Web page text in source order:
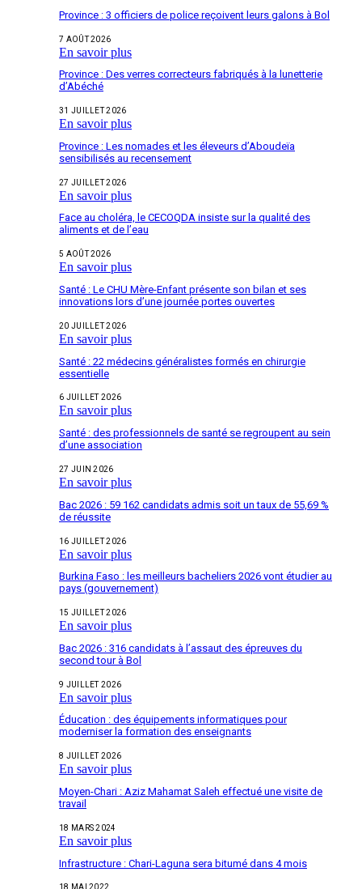
Province : 3 officiers de police reçoivent leurs galons à Bol
7 AOÛT 2026
En savoir plus
Province : Des verres correcteurs fabriqués à la lunetterie
d’Abéché
31 JUILLET 2026
En savoir plus
Province : Les nomades et les éleveurs d’Aboudeïa
sensibilisés au recensement
27 JUILLET 2026
En savoir plus
Face au choléra, le CECOQDA insiste sur la qualité des
aliments et de l’eau
5 AOÛT 2026
En savoir plus
Santé : Le CHU Mère-Enfant présente son bilan et ses
innovations lors d’une journée portes ouvertes
20 JUILLET 2026
En savoir plus
Santé : 22 médecins généralistes formés en chirurgie
essentielle
6 JUILLET 2026
En savoir plus
Santé : des professionnels de santé se regroupent au sein
d’une association
27 JUIN 2026
En savoir plus
Bac 2026 : 59 162 candidats admis soit un taux de 55,69 %
de réussite
16 JUILLET 2026
En savoir plus
Burkina Faso : les meilleurs bacheliers 2026 vont étudier au
pays (gouvernement)
15 JUILLET 2026
En savoir plus
Bac 2026 : 316 candidats à l’assaut des épreuves du
second tour à Bol
9 JUILLET 2026
En savoir plus
Éducation : des équipements informatiques pour
moderniser la formation des enseignants
8 JUILLET 2026
En savoir plus
Moyen-Chari : Aziz Mahamat Saleh effectué une visite de
travail
18 MARS 2024
En savoir plus
Infrastructure : Chari-Laguna sera bitumé dans 4 mois